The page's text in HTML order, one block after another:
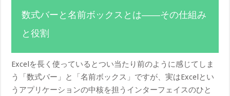
数式バーと名前ボックスとは——その仕組み
と役割
Excelを長く使っているとつい当たり前のように感じてしま
う「数式バー」と「名前ボックス」ですが、実はExcelとい
うアプリケーションの中核を担うインターフェイスのひと